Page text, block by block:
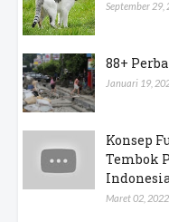
September 29,
88+
Januari 19,
Konsep
Tembok
Maret 02, 2022